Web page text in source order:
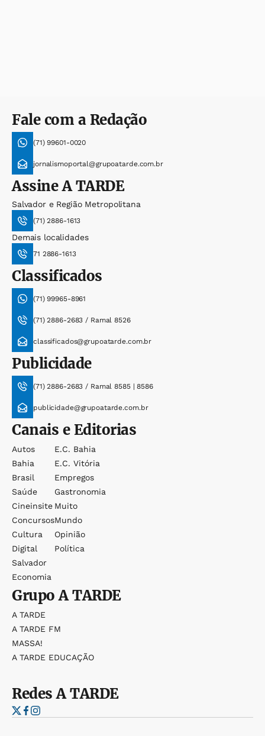
Fale com a Redação
(71) 99601-0020
jornalismoportal@grupoatarde.com.br
AssineA TARDE
Salvador e Região Metropolitana
(71) 2886-1613
Demais localidades
71 2886-1613
Classificados
(71) 99965-8961
(71) 2886-2683 / Ramal 8526
classificados@grupoatarde.com.br
Publicidade
(71) 2886-2683 / Ramal 8585 | 8586
publicidade@grupoatarde.com.br
Canais e Editorias
Autos
Bahia
Brasil
Saúde
Cineinsite
Concursos
Cultura
Digital
Salvador
Economia
E.c. Bahia
E.c. Vitória
Empregos
Gastronomia
Muito
Mundo
Opinião
Política
GrupoA TARDE
A TARDE
A TARDE FM
MASSA!
A TARDE EDUCAÇÃO
RedesA TARDE